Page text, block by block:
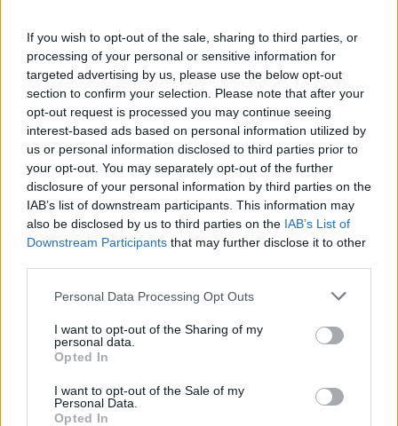
If you wish to opt-out of the sale, sharing to third parties, or
processing of your personal or sensitive information for
targeted advertising by us, please use the below opt-out
section to confirm your selection. Please note that after your
opt-out request is processed you may continue seeing
interest-based ads based on personal information utilized by
us or personal information disclosed to third parties prior to
your opt-out. You may separately opt-out of the further
disclosure of your personal information by third parties on the
IAB’s list of downstream participants. This information may
also be disclosed by us to third parties on the IAB’s List of
Downstream Participants that may further disclose it to other
Please note that this website/app uses one or more Google
not limited to your visit or usage behaviour. You may click to
grant or deny consent to Google and its third-party tags to
use your data for below specified purposes in below Google
consent section.
Personal Data Processing Opt Outs
I want to opt-out of the Sharing of my
personal data.
Opted In
I want to opt-out of the Sale of my
Personal Data.
Opted In
Köves Slomó: Európában szinte csak
itt nem kell mindennapos túlélési
stratégia